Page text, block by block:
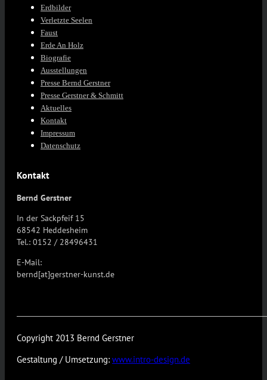
Erdbilder
Verletzte Seelen
Faust
Erde An Holz
Biografie
Ausstellungen
Presse Bernd Gerstner
Presse Gerstner & Schmitt
Aktuelles
Kontakt
Impressum
Datenschutz
Kontakt
Bernd Gerstner
In der Sackpfeif 15
68542 Heddesheim
Tel.: 0152 / 28496431
E-Mail:
bernd[at]gerstner-kunst.de
Copyright 2013 Bernd Gerstner
Gestaltung / Umsetzung: www.intro-design.de